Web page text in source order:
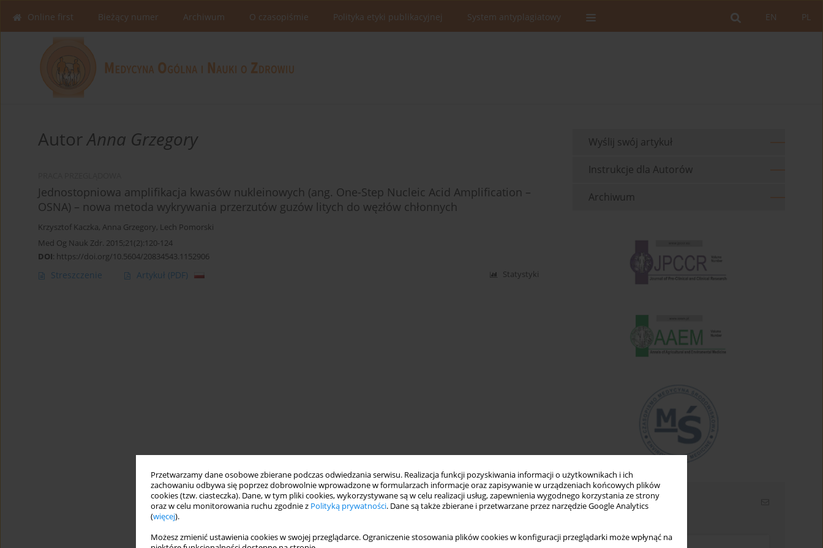
Przetwarzamy dane osobowe zbierane podczas odwiedzania serwisu. Realizacja funkcji pozyskiwania informacji o użytkownikach i ich
zachowaniu odbywa się poprzez dobrowolnie wprowadzone w formularzach informacje oraz zapisywanie w urządzeniach końcowych plików
cookies (tzw. ciasteczka). Dane, w tym pliki cookies, wykorzystywane są w celu realizacji usług, zapewnienia wygodnego korzystania ze strony
oraz w celu monitorowania ruchu zgodnie z Polityką prywatności. Dane są także zbierane i przetwarzane przez narzędzie Google Analytics
(więcej).
Możesz zmienić ustawienia cookies w swojej przeglądarce. Ograniczenie stosowania plików cookies w konfiguracji przeglądarki może wpłynąć na
PL
EN
Online first Bieżący numer Archiwum O czasopiśmie Polityka etyki publikacyjnej System antyplagiatowy
AutorAnna Grzegory
Jednostopniowa amplifikacja kwasów nukleinowych (ang. One-Step Nucleic Acid Amplification –
OSNA) – nowa metoda wykrywania przerzutów guzów litych do węzłów chłonnych
Krzysztof Kaczka, Anna Grzegory, Lech Pomorski
Med Og Nauk Zdr. 2015;21(2):120-124
DOI: https://doi.org/10.5604/20834543.1152906
Streszczenie Artykuł (PDF) Statystyki
Wyślij swój artykuł
Instrukcje dla Autorów
Archiwum
Newsletter